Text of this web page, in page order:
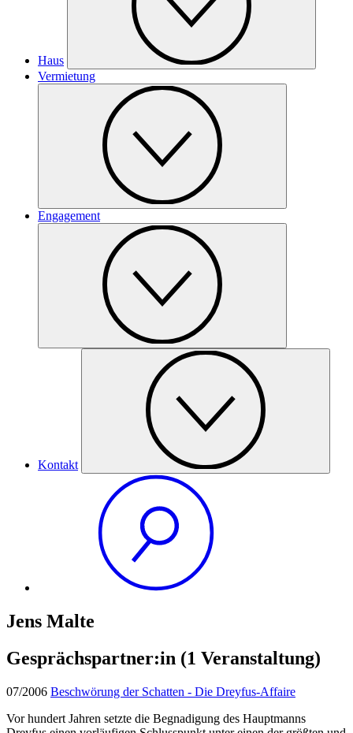
Haus
Vermietung
Engagement
Kontakt
Jens Malte
Gesprächspartner:in (1 Veranstaltung)
07/2006 Beschwörung der Schatten - Die Dreyfus-Affaire
Vor hundert Jahren setzte die Begnadigung des Hauptmanns